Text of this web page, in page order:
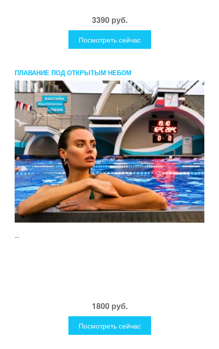
3390 руб.
Посмотреть сейчас
ПЛАВАНИЕ ПОД ОТКРЫТЫМ НЕБОМ
...
1800 руб.
Посмотреть сейчас